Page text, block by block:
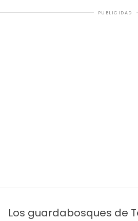
PUBLICIDAD
Los guardabosques de